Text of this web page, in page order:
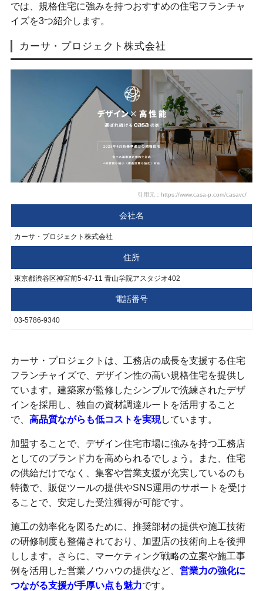
では、規格住宅に強みを持つおすすめの住宅フランチャ
イズを3つ紹介します。
カーサ・プロジェクト株式会社
引用元：https://www.casa-p.com/casavc/
会社名
カーサ・プロジェクト株式会社
住所
東京都渋谷区神宮前5-47-11 青山学院アスタジオ402
電話番号
03-5786-9340
カーサ・プロジェクトは、工務店の成長を支援する住宅
フランチャイズで、デザイン性の高い規格住宅を提供し
ています。建築家が監修したシンプルで洗練されたデザ
インを採用し、独自の資材調達ルートを活用すること
で、 高品質ながらも低コストを実現しています。
加盟することで、デザイン住宅市場に強みを持つ工務店
としてのブランド力を高められるでしょう。また、住宅
の供給だけでなく、集客や営業支援が充実しているのも
特徴で、販促ツールの提供やSNS運用のサポートを受け
ることで、安定した受注獲得が可能です。
施工の効率化を図るために、推奨部材の提供や施工技術
の研修制度も整備されており、加盟店の技術向上を後押
しします。さらに、マーケティング戦略の立案や施工事
例を活用した営業ノウハウの提供など、 営業力の強化に
つながる支援が手厚い点も魅力です。